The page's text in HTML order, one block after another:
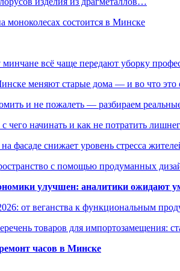
моноколесах состоится в Минске
всё чаще передают уборку
меняют старые дома — и во что это
и не пожалеть — разбираем
чего начинать и как не потратить
фасаде снижает уровень стресса
с помощью продуманных
улучшен: аналитики ожидают
от веганства к функциональным
товаров для импортозамещения:
часов в Минске